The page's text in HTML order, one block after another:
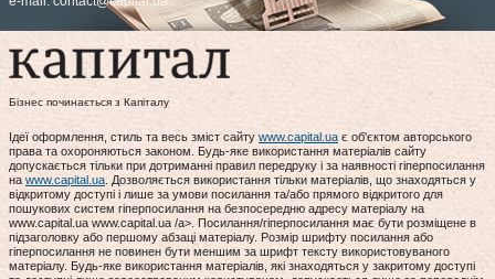
Бізнес починається з Капіталу
Ідеї оформлення, стиль та весь зміст сайту www.capital.uaє об'єктом авторського
права та охороняються законом. Будь-яке використання матеріалів сайту
допускається тільки при дотриманні правил передруку і за наявності гіперпосилання
на www.capital.ua. Дозволяється використання тільки матеріалів, що знаходяться у
відкритому доступі і лише за умови посилання та/або прямого відкритого для
пошукових систем гіперпосилання на безпосередню адресу матеріалу на
www.capital.ua www.capital.ua /a>. Посилання/гіперпосилання має бути розміщене в
підзаголовку або першому абзаці матеріалу. Розмір шрифту посилання або
гіперпосилання не повинен бути меншим за шрифт тексту використовуваного
матеріалу. Будь-яке використання матеріалів, які знаходяться у закритому доступі